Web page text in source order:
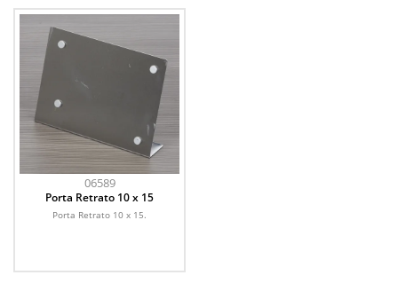
06589
Porta Retrato 10 x 15
Porta Retrato 10 x 15.